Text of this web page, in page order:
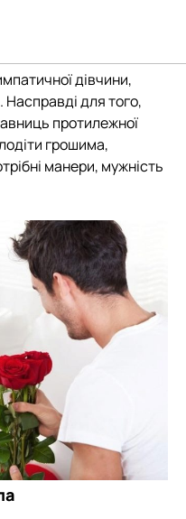
дівчини,
Насправді для того,
протилежної
грошима,
манери, мужність